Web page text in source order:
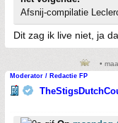
Afsnij-compilatie
Dit zag ik live niet, ja
•
Moderator / Redactie FP